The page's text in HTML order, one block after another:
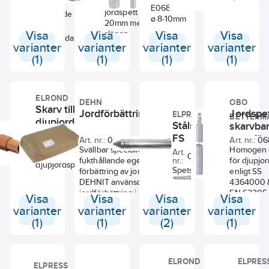
Klämmområde kabel
Diameter jordanslutning
Visa
varianter
(1)
jordspett ø
20mm med
slägga.
Visa
varianter
(1)
E0681301 till rundledare
ø 8-10mm
Visa
varianter
(1)
Visa
varianter
(1)
ELROND
Skarv till
djupjordspett
Art.
nr.:
0680569
Skarv till
djupjordspett.
Visa
varianter
(1)
DEHN
Jordförbättringsmedel
Art. nr.: 0681819
Svällbar speciallera med
fukthållande egenskaper för
förbättring av jordtag.
DEHNIT använsds som
jordförbättring i samband
med jordtag vid besvärliga
markförhållanden.
Blandningsförhållande för
Visa
varianter
(1)
ELPRESS
Stålspets
FS
Art.
nr.: 0632207
Spets med
härdat stål
Passar FS 21
och tillåter
användning
FS-12 passar
Visa
varianter
(2)
OBO
stål.
Art. nr.:
Homogen
för
enligt SS
4364000
EN 62305.
Skarvbara
tillbehör.
Diameter
Visa
varianter
(1)
ELPRESS ELROND